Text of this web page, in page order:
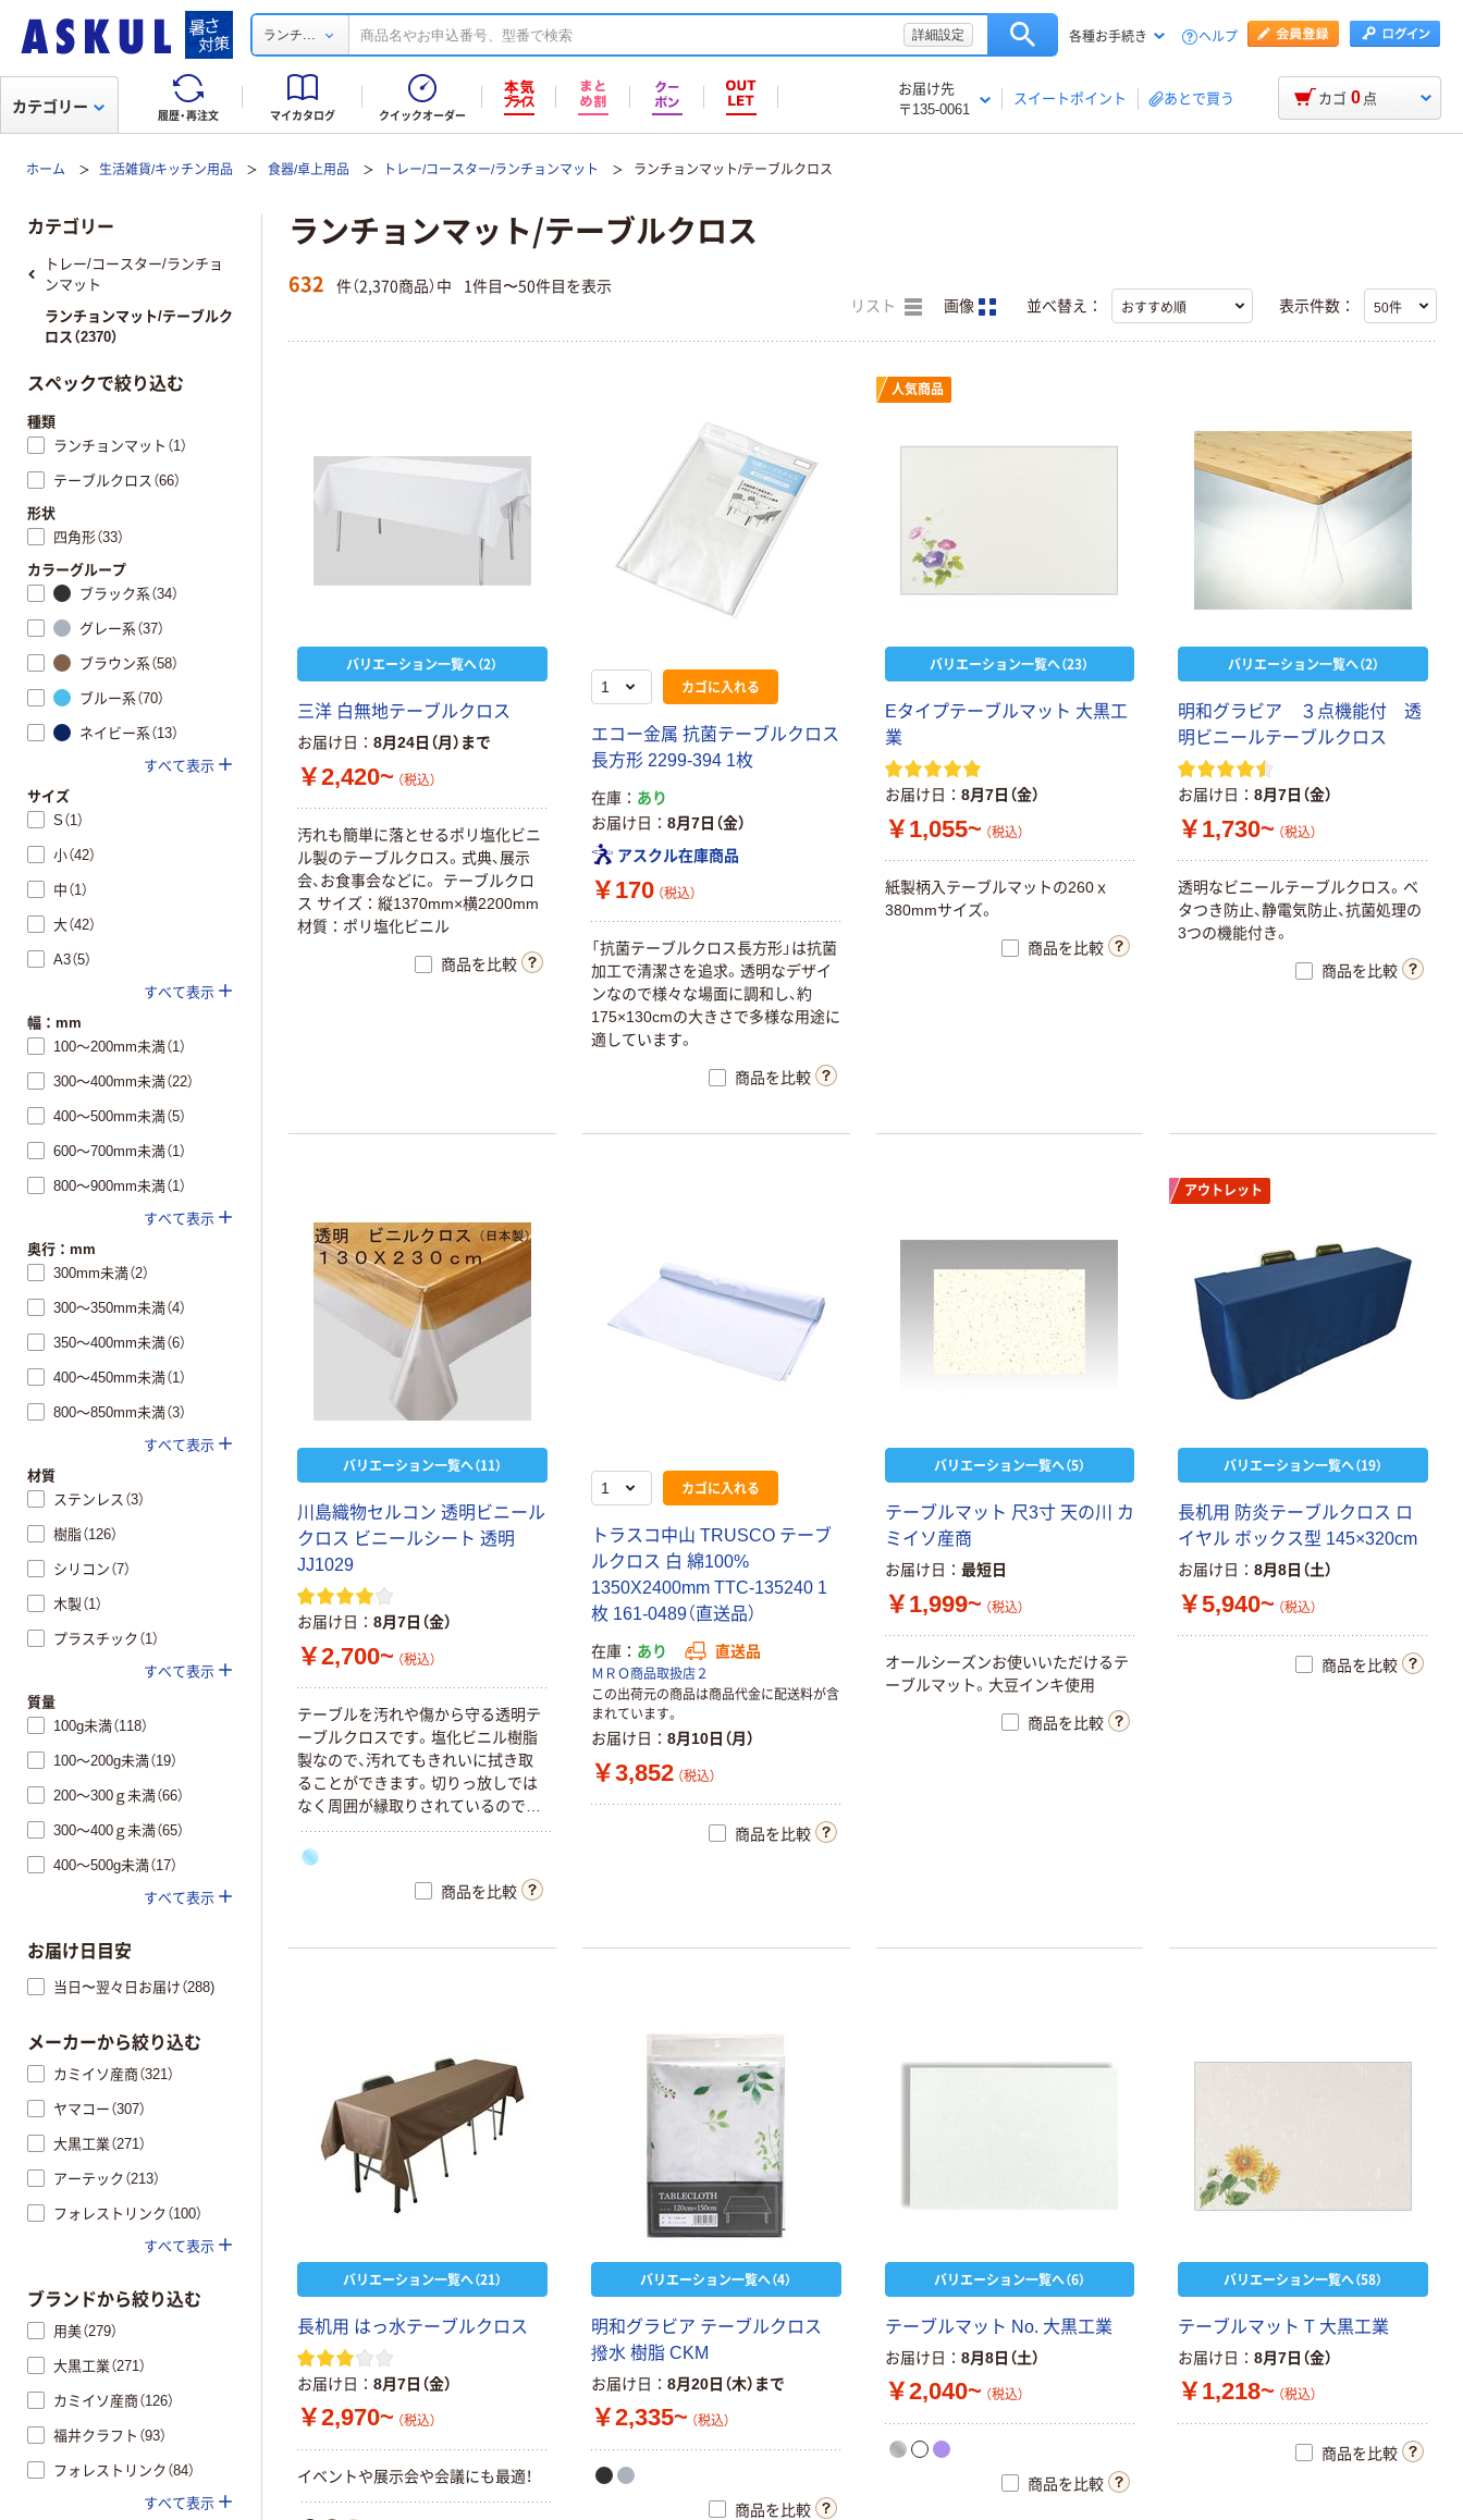
ランチ... 詳細設定 各種お手続き ヘルプ
履歴・再注文 マイカタログ クイックオーダー
お届け先
〒135-0061
スイートポイント あとで買う
カテゴリー カゴ 0 点
ホーム 生活雑貨/キッチン用品 食器/卓上用品 トレー/コースター/ランチョンマット ランチョンマット/テーブルクロス
ランチョンマット/テーブルクロス
632 件（2,370商品）中 1件目〜50件目を表示
リスト 画像 並べ替え： 表示件数：
バリエーション一覧へ（2）
三洋 白無地テーブルクロス
お届け日 8月24日（月）まで
￥2,420~ （税込）
汚れも簡単に落とせるポリ塩化ビニ
ル製のテーブルクロス。式典、展示
会、お食事会などに。 テーブルクロ
ス サイズ：縦1370mm×横2200mm
材質：ポリ塩化ビニル
商品を比較
カゴに入れる
エコー金属 抗菌テーブルクロス
長方形 2299-394 1枚
在庫
あり
お届け日
8月7日（金）
アスクル在庫商品
￥170 （税込）
「抗菌テーブルクロス長方形」は抗菌
加工で清潔さを追求。透明なデザイ
ンなので様々な場面に調和し、約
175×130cmの大きさで多様な用途に
適しています。
商品を比較
人気商品
バリエーション一覧へ（23）
Eタイプテーブルマット 大黒工
業
お届け日 8月7日（金）
￥1,055~ （税込）
紙製柄入テーブルマットの260ｘ
380mmサイズ。
商品を比較
バリエーション一覧へ（2）
明和グラビア ３点機能付 透
明ビニールテーブルクロス
お届け日 8月7日（金）
￥1,730~ （税込）
透明なビニールテーブルクロス。ベ
タつき防止、静電気防止、抗菌処理の
3つの機能付き。
商品を比較
バリエーション一覧へ（11）
川島織物セルコン 透明ビニール
クロス ビニールシート 透明
JJ1029
お届け日 8月7日（金）
￥2,700~ （税込）
テーブルを汚れや傷から守る透明テ
ーブルクロスです。塩化ビニル樹脂
製なので、汚れてもきれいに拭き取
ることができます。切りっ放しでは
なく周囲が縁取りされているので、
高級感が違います。
商品を比較
カゴに入れる
トラスコ中山 TRUSCO テーブ
ルクロス 白 綿100%
1350X2400mm TTC-135240 1
枚 161-0489（直送品）
在庫 あり 直送品
ＭＲＯ商品取扱店２
この出荷元の商品は商品代金に配送料が含
まれています。
お届け日 8月10日（月）
￥3,852 （税込）
商品を比較
バリエーション一覧へ（5）
テーブルマット 尺3寸 天の川 カ
ミイソ産商
お届け日 最短日
￥1,999~ （税込）
オールシーズンお使いいただけるテ
ーブルマット。大豆インキ使用
商品を比較
アウトレット
バリエーション一覧へ（19）
長机用 防炎テーブルクロス ロ
イヤル ボックス型 145×320cm
お届け日 8月8日（土）
￥5,940~ （税込）
商品を比較
バリエーション一覧へ（21）
長机用 はっ水テーブルクロス
お届け日 8月7日（金）
￥2,970~ （税込）
イベントや展示会や会議にも最適！
バリエーション一覧へ（4）
明和グラビア テーブルクロス
撥水 樹脂 CKM
お届け日 8月20日（木）まで
￥2,335~ （税込）
商品を比較
バリエーション一覧へ（6）
テーブルマット No. 大黒工業
お届け日 8月8日（土）
￥2,040~ （税込）
商品を比較
バリエーション一覧へ（58）
テーブルマット T 大黒工業
お届け日 8月7日（金）
￥1,218~ （税込）
商品を比較
カテゴリー
トレー/コースター/ランチョ
ンマット
ランチョンマット/テーブルク
ロス（2370）
スペックで絞り込む
種類
ランチョンマット（1）
テーブルクロス（66）
形状
四角形（33）
カラーグループ
ブラック系（34）
グレー系（37）
ブラウン系（58）
ブルー系（70）
ネイビー系（13）
すべて表示
サイズ
S（1）
小（42）
中（1）
大（42）
A3（5）
すべて表示
幅：mm
100～200mm未満（1）
300～400mm未満（22）
400～500mm未満（5）
600～700mm未満（1）
800～900mm未満（1）
すべて表示
奥行：mm
300mm未満（2）
300～350mm未満（4）
350～400mm未満（6）
400～450mm未満（1）
800～850mm未満（3）
すべて表示
材質
ステンレス（3）
樹脂（126）
シリコン（7）
木製（1）
プラスチック（1）
すべて表示
質量
100g未満（118）
100～200g未満（19）
200～300ｇ未満（66）
300～400ｇ未満（65）
400～500g未満（17）
すべて表示
お届け日目安
当日〜翌々日お届け（288)
メーカーから絞り込む
カミイソ産商（321）
ヤマコー（307）
大黒工業（271）
アーテック（213）
フォレストリンク（100）
すべて表示
ブランドから絞り込む
用美（279）
大黒工業（271）
カミイソ産商（126）
福井クラフト（93）
フォレストリンク（84）
すべて表示